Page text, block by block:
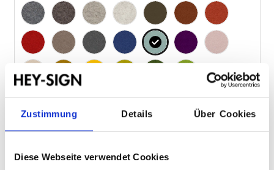
Zustimmung Details Über Cookies
Diese Webseite verwendet Cookies
Anthrazit 01Pepper 47Hellmeliert 07
Marmor 06Umbra 42Zimt 67 Iron 66
Rot 11 Taupe 35Taubengrau 17
Indigo 12Aqua 50 Pflaume 68Powder 51
Macadamia 86
Mustard 96 Maigrün 30
Zusammenfassung